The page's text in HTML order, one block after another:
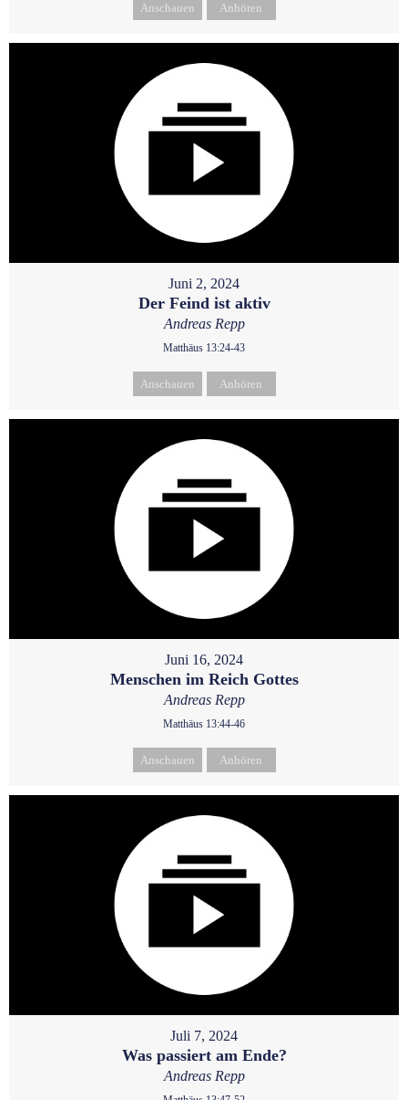
Anschauen Anhören
Juni 2, 2024
Der Feind ist aktiv
Andreas Repp
Matthäus 13:24-43
Anschauen Anhören
Juni 16, 2024
Menschen im Reich Gottes
Andreas Repp
Matthäus 13:44-46
Anschauen Anhören
Juli 7, 2024
Was passiert am Ende?
Andreas Repp